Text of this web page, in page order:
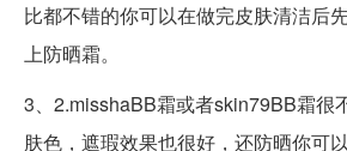
比都不错的你可以在做完皮肤清洁后
上防晒霜。
3、2.misshaBB霜或者skin79BB霜很
肤色，遮瑕效果也很好，还防晒你可